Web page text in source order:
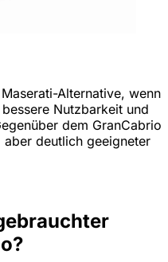
Alternative, wenn
Nutzbarkeit und
dem GranCabrio
deutlich geeigneter